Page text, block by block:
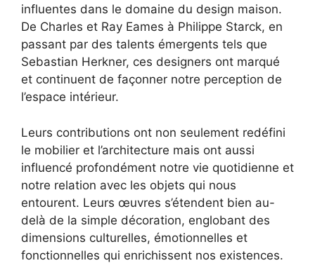
influentes dans le domaine du design maison.
De Charles et Ray Eames à Philippe Starck, en
passant par des talents émergents tels que
Sebastian Herkner, ces designers ont marqué
et continuent de façonner notre perception de
l’espace intérieur.
Leurs contributions ont non seulement redéfini
le mobilier et l’architecture mais ont aussi
influencé profondément notre vie quotidienne et
notre relation avec les objets qui nous
entourent. Leurs œuvres s’étendent bien au-
delà de la simple décoration, englobant des
dimensions culturelles, émotionnelles et
fonctionnelles qui enrichissent nos existences.